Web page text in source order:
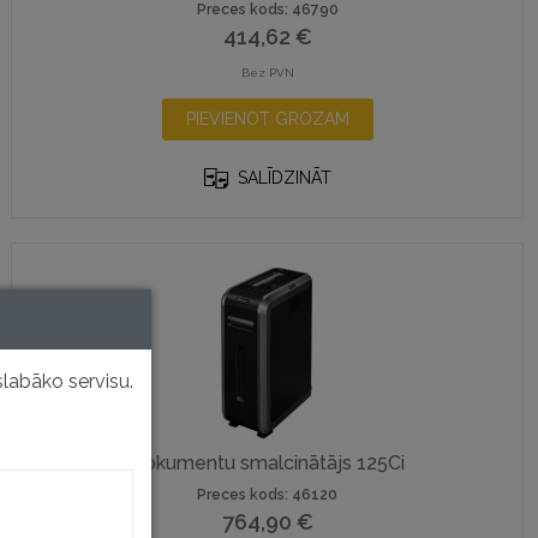
Preces kods: 46790
414,62 €
Bez PVN
PIEVIENOT GROZAM
SALĪDZINĀT
Dokumentu smalcinātājs 125Ci
Preces kods: 46120
764,90 €
servisu.